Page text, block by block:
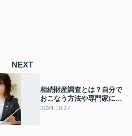
NEXT
相続財産調査とは？自分で
おこなう方法や専門家に頼
むべき理由を解説
2024.10.27